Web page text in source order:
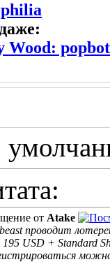
Wood:
от Atake
проводит
USD + Standard